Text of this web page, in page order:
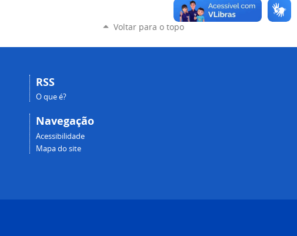
Voltar para o topo
RSS
O que é?
Navegação
Acessibilidade
Mapa do site